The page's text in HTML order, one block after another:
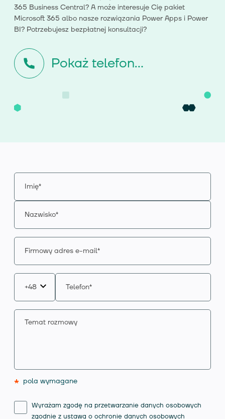
365 Business Central? A może interesuje Cię pakiet
Microsoft 365 albo nasze rozwiązania Power Apps i Power
BI? Potrzebujesz bezpłatnej konsultacji?
Pokaż telefon...
* pola wymagane
Wyrażam zgodę na przetwarzanie danych osobowych
zgodnie z ustawą o ochronie danych osobowych